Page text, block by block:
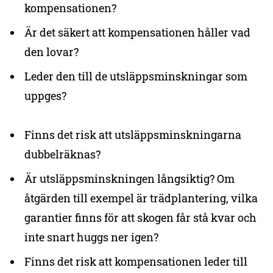
kompensationen?
Är det säkert att kompensationen håller vad
den lovar?
Leder den till de utsläppsminskningar som
uppges?
Finns det risk att utsläppsminskningarna
dubbelräknas?
Är utsläppsminskningen långsiktig? Om
åtgärden till exempel är trädplantering, vilka
garantier finns för att skogen får stå kvar och
inte snart huggs ner igen?
Finns det risk att kompensationen leder till